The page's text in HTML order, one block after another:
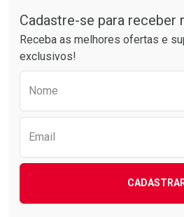
Por R$ 63,99/cada
Cadastre-se para receber
Receba as melhores ofertas e
exclusivos!
Nome
Email